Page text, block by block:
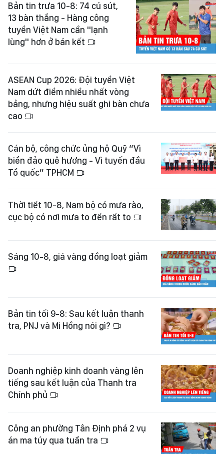
Bản tin trưa 10-8: 74 cú sút,
13 bàn thắng - Hàng công
tuyển Việt Nam cần "lạnh
lùng" hơn ở bán kết
ASEAN Cup 2026: Đội tuyển Việt
Nam dứt điểm nhiều nhất vòng
bảng, nhưng hiệu suất ghi bàn chưa
cao
Cán bộ, công chức ủng hộ Quỹ “Vì
biển đảo quê hương - Vì tuyến đầu
Tổ quốc” TPHCM
Thời tiết 10-8, Nam bộ có mưa rào,
cục bộ có nơi mưa to đến rất to
Sáng 10-8, giá vàng đồng loạt giảm
Bản tin tối 9-8: Sau kết luận thanh
tra, PNJ và Mi Hồng nói gì?
Doanh nghiệp kinh doanh vàng lên
tiếng sau kết luận của Thanh tra
Chính phủ
Công an phường Tân Định phá 2 vụ
án ma túy qua tuần tra